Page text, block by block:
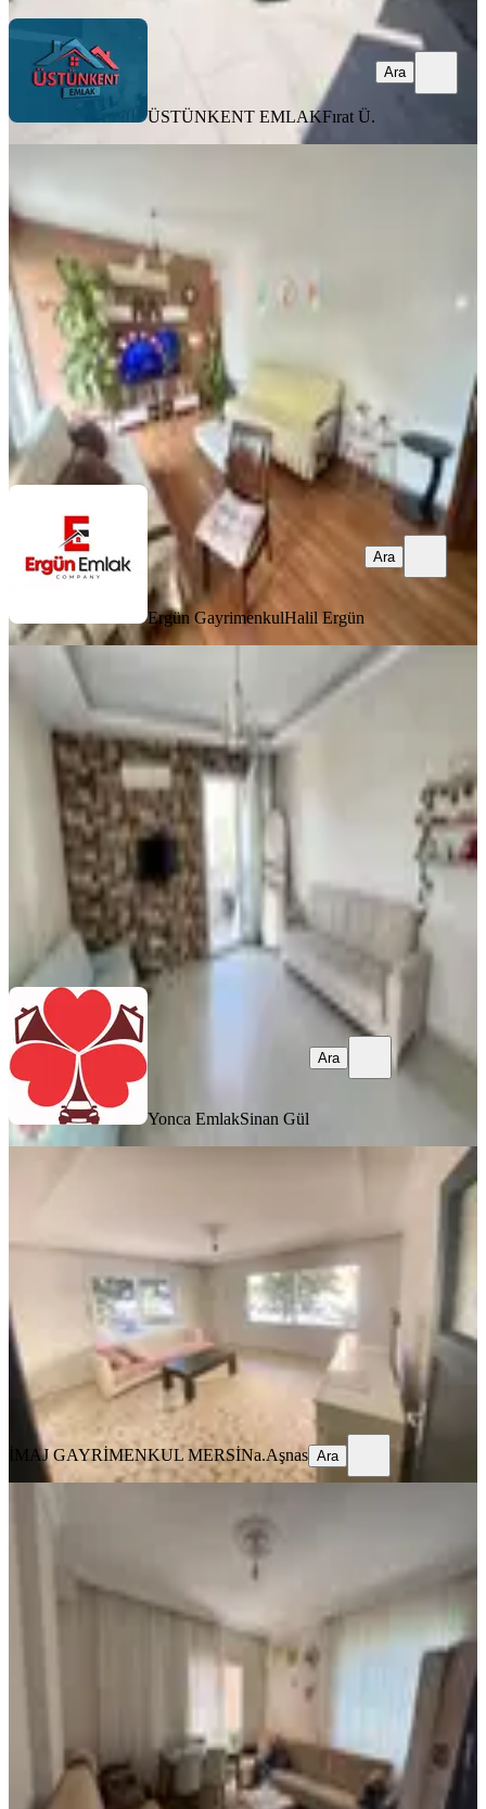
ÜSTÜNKENT EMLAKFırat Ü.
Ara
Yenişehir, Pirireis Mahallesi
3+1· 145 m² ·
2.299.999 ₺
Ergün GayrimenkulHalil Ergün
Ara
Ergün GayrimenkulHalil Ergün
Ara
Yonca'dan Yenişehirde Site İçerisinde
Havuzlu Fırsat Satılık 1+1
Yenişehir, Çiftlikköy Mahallesi
·60 m²·3. Kat
2.925.000 ₺
Yonca Emlak Sinan Gül
Yonca EmlakSinan Gül
Ara
İmaj Dan Yenişehir Palmiyede Geniş
Yenişehir, Palmiye Mahallesi
3+1· Yüksek giriş ·08.08.2026
1.800.000 ₺ 1.850.000 ₺
İMAJ GAYRİMENKUL MERSİN a.Aşnas
Ara
İMAJ GAYRİMENKUL MERSİNa.Aşnas Ara
Yiğithan Dan Yenişehir Akkent Mah.
Merkezi Lokasyonda Satılık 3+1
Yenişehir, Akkent Mahallesi
2. Kat· 08.08.2026
Yiğithan Gayrimenkul Arif Gürkan